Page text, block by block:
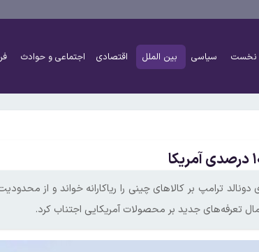
نخست سیاسی بین الملل اقتصادی اجتماعی و حوادث
ترامپ بر کالاهای چینی را ریاکارانه خواند و از
تعرفه‌های جدید بر محصولات آمریکایی اجتناب کرد.